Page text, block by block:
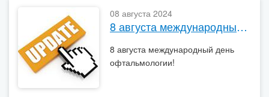
08 августа 2024
8 августа международный день офтальмологии!
8 августа международный день
офтальмологии!